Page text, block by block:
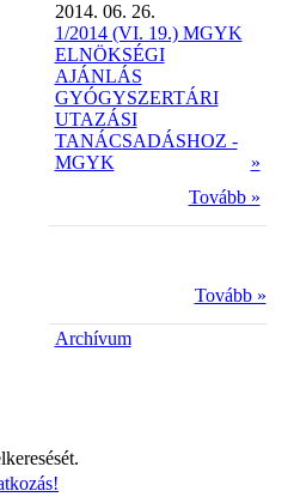
2014. 06. 26.
1/2014 (VI. 19.) MGYK
ELNÖKSÉGI
AJÁNLÁS
GYÓGYSZERTÁRI
UTAZÁSI
TANÁCSADÁSHOZ -
MGYK
»
Tovább »
Tovább »
Archívum